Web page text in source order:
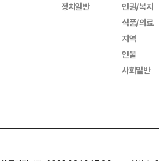
정치일반
인권/복지
식품/의료
지역
인물
사회일반